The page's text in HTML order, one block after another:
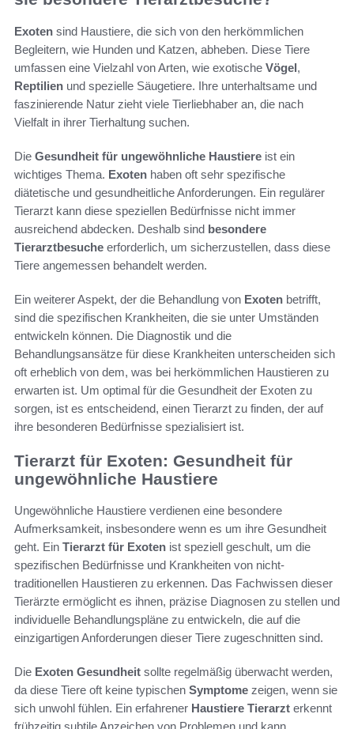
Exoten sind Haustiere, die sich von den herkömmlichen
Begleitern, wie Hunden und Katzen, abheben. Diese Tiere
umfassen eine Vielzahl von Arten, wie exotische Vögel,
Reptilien und spezielle Säugetiere. Ihre unterhaltsame und
faszinierende Natur zieht viele Tierliebhaber an, die nach
Vielfalt in ihrer Tierhaltung suchen.
Die Gesundheit für ungewöhnliche Haustiere ist ein
wichtiges Thema. Exoten haben oft sehr spezifische
diätetische und gesundheitliche Anforderungen. Ein regulärer
Tierarzt kann diese speziellen Bedürfnisse nicht immer
ausreichend abdecken. Deshalb sind besondere
Tierarztbesuche erforderlich, um sicherzustellen, dass diese
Tiere angemessen behandelt werden.
Ein weiterer Aspekt, der die Behandlung von Exoten betrifft,
sind die spezifischen Krankheiten, die sie unter Umständen
entwickeln können. Die Diagnostik und die
Behandlungsansätze für diese Krankheiten unterscheiden sich
oft erheblich von dem, was bei herkömmlichen Haustieren zu
erwarten ist. Um optimal für die Gesundheit der Exoten zu
sorgen, ist es entscheidend, einen Tierarzt zu finden, der auf
ihre besonderen Bedürfnisse spezialisiert ist.
Tierarzt für Exoten: Gesundheit für
ungewöhnliche Haustiere
Ungewöhnliche Haustiere verdienen eine besondere
Aufmerksamkeit, insbesondere wenn es um ihre Gesundheit
geht. Ein Tierarzt für Exoten ist speziell geschult, um die
spezifischen Bedürfnisse und Krankheiten von nicht-
traditionellen Haustieren zu erkennen. Das Fachwissen dieser
Tierärzte ermöglicht es ihnen, präzise Diagnosen zu stellen und
individuelle Behandlungspläne zu entwickeln, die auf die
einzigartigen Anforderungen dieser Tiere zugeschnitten sind.
Die Exoten Gesundheit sollte regelmäßig überwacht werden,
da diese Tiere oft keine typischen Symptome zeigen, wenn sie
sich unwohl fühlen. Ein erfahrener Haustiere Tierarzt erkennt